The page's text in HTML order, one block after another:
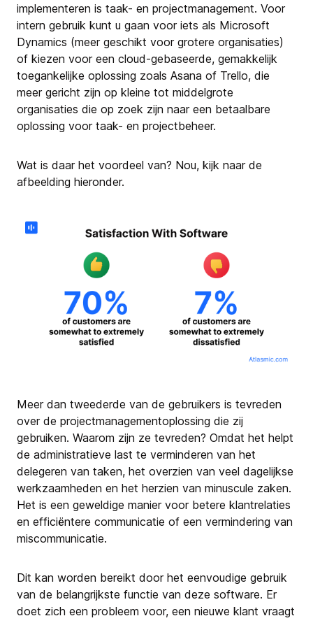
implementeren is taak- en projectmanagement. Voor
intern gebruik kunt u gaan voor iets als Microsoft
Dynamics (meer geschikt voor grotere organisaties)
of kiezen voor een cloud-gebaseerde, gemakkelijk
toegankelijke oplossing zoals Asana of Trello, die
meer gericht zijn op kleine tot middelgrote
organisaties die op zoek zijn naar een betaalbare
oplossing voor taak- en projectbeheer.
Wat is daar het voordeel van? Nou, kijk naar de
afbeelding hieronder.
Meer dan tweederde van de gebruikers is tevreden
over de projectmanagementoplossing die zij
gebruiken. Waarom zijn ze tevreden? Omdat het helpt
de administratieve last te verminderen van het
delegeren van taken, het overzien van veel dagelijkse
werkzaamheden en het herzien van minuscule zaken.
Het is een geweldige manier voor betere klantrelaties
en efficiëntere communicatie of een vermindering van
miscommunicatie.
Dit kan worden bereikt door het eenvoudige gebruik
van de belangrijkste functie van deze software. Er
doet zich een probleem voor, een nieuwe klant vraagt